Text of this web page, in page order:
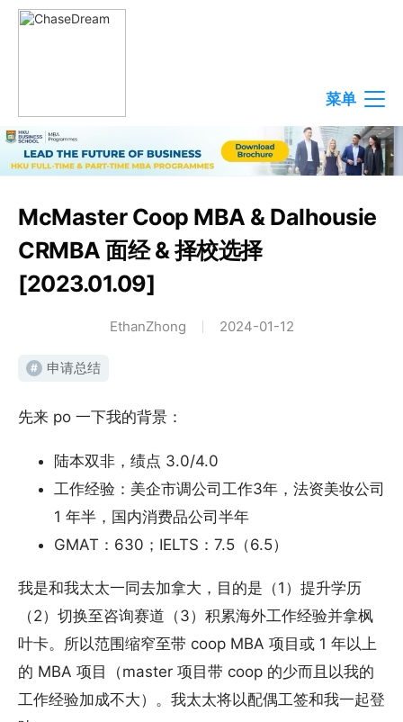
菜单
McMaster Coop MBA & Dalhousie
CRMBA 面经 & 择校选择
[2023.01.09]
EthanZhong 2024-01-12
# 申请总结
先来 po 一下我的背景：
陆本双非，绩点 3.0/4.0
工作经验：美企市调公司工作3年，法资美妆公司
1 年半，国内消费品公司半年
GMAT：630；IELTS：7.5（6.5）
我是和我太太一同去加拿大，目的是（1）提升学历
（2）切换至咨询赛道（3）积累海外工作经验并拿枫
叶卡。所以范围缩窄至带 coop MBA 项目或 1 年以上
的 MBA 项目（master 项目带 coop 的少而且以我的
工作经验加成不大）。我太太将以配偶工签和我一起登